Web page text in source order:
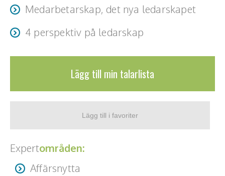
Medarbetarskap, det nya ledarskapet
4 perspektiv på ledarskap
Lägg till min talarlista
Expertområden:
Affärsnytta